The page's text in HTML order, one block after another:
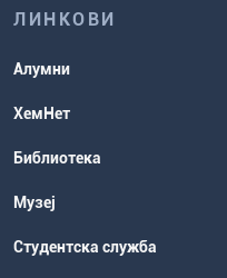
Повереник за равноправност
Студентске организације
рокови
ЛИНКОВИ
Алумни
ХемНет
Библиотека
Музеј
Студентска служба